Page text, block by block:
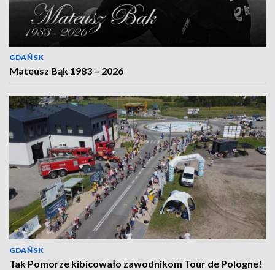
GDAŃSK
Mateusz Bąk 1983 – 2026
GDAŃSK
Tak Pomorze kibicowało zawodnikom Tour de Pologne!